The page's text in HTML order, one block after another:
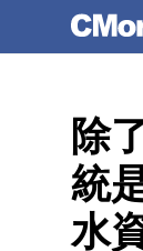
除
統
水